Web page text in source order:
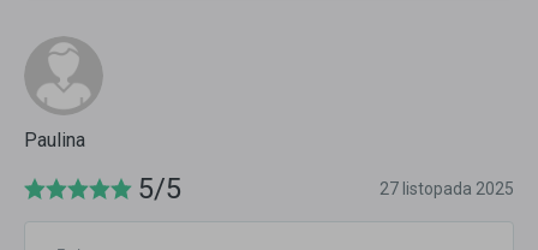
Paulina
5/5 27 listopada 2025